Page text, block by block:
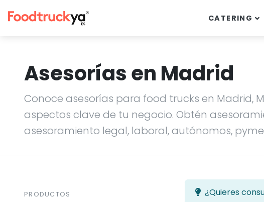
CATERING
Asesorías en Madrid
Conoce asesorías para food trucks en Madrid,
aspectos clave de tu negocio. Obtén
asesoramiento legal, laboral, autónomos,
PRODUCTOS ¿Quieres